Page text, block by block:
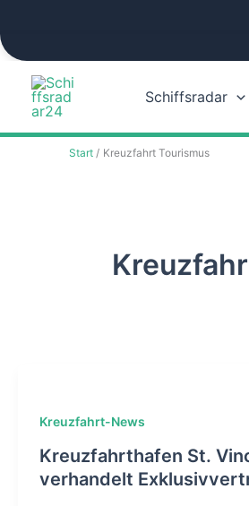
Zum
springen
Schiffsradar
Start Kreuzfahrt Tourismus
Kreuzfahrt-News
Kreuzfahrthafen St.
verhandelt